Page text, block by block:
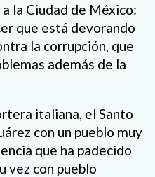
la Ciudad de México:
que está devorando
la corrupción, que
además de la
italiana, el Santo
con un pueblo muy
que ha padecido
vez con pueblo